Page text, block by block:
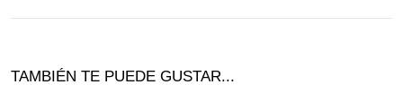
TAMBIÉN TE PUEDE GUSTAR...